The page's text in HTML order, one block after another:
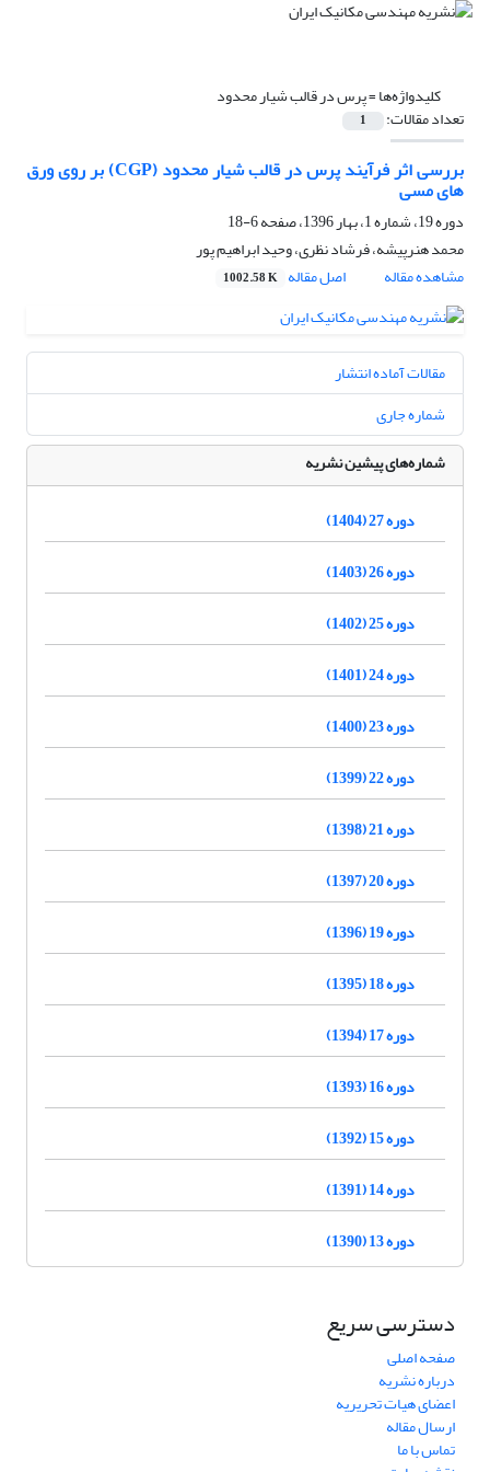
کلیدواژه‌ها =پرس در قالب شیار محدود
تعداد مقالات: 1
بررسی اثر فرآیند پرس در قالب شیار محدود (CGP) بر روی ورق
های مسی
دوره 19، شماره 1، بهار 1396، صفحه
6-18
محمد هنرپیشه، فرشاد نظری، وحید ابراهیم پور
مشاهده مقاله
اصل مقاله 1002.58 K
مقالات آماده انتشار
شماره جاری
شماره‌های پیشین نشریه
دوره 27 (1404)
دوره 26 (1403)
دوره 25 (1402)
دوره 24 (1401)
دوره 23 (1400)
دوره 22 (1399)
دوره 21 (1398)
دوره 20 (1397)
دوره 19 (1396)
دوره 18 (1395)
دوره 17 (1394)
دوره 16 (1393)
دوره 15 (1392)
دوره 14 (1391)
دوره 13 (1390)
دسترسی سریع
صفحه اصلی
درباره نشریه
اعضای هیات تحریریه
ارسال مقاله
تماس با ما